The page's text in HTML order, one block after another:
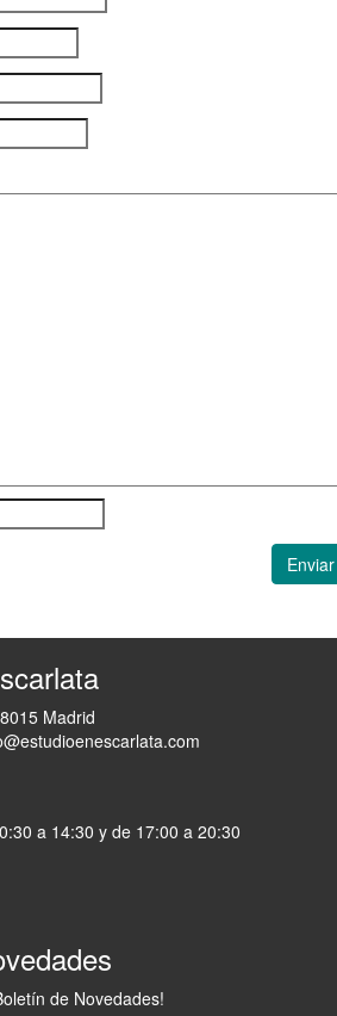
Enviar
Madrid
a 14:30 y de 17:00 a 20:30
de Novedades!